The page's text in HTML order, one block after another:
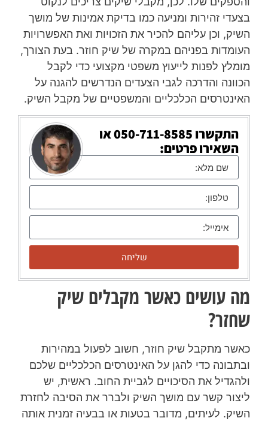
בצעדי זהירות ומניעה כמו בדיקת אמינות של מושך
השיק, וכן עליהם להכיר את הזכויות ואת האפשרויות
העומדות בפניהם במקרה של שיק חוזר. בעת הצורך,
מומלץ לפנות לייעוץ משפטי מקצועי כדי לקבל
הכוונה והדרכה לגבי הצעדים הנדרשים להגנה על
האינטרסים הכלכליים והמשפטיים של מקבל השיק.
התקשרו 050-711-8585או
השאירו פרטים:
שליחה
מה עושים כאשר מקבלים שיק
שחזר?
כאשר מתקבל שיק חוזר, חשוב לפעול במהירות
ובתבונה כדי להגן על האינטרסים הכלכליים שלכם
ולהגדיל את הסיכויים לגביית החוב. ראשית, יש
ליצור קשר עם מושך השיק ולברר את הסיבה לחזרת
השיק. לעיתים, מדובר בטעות או בבעיה זמנית אותה